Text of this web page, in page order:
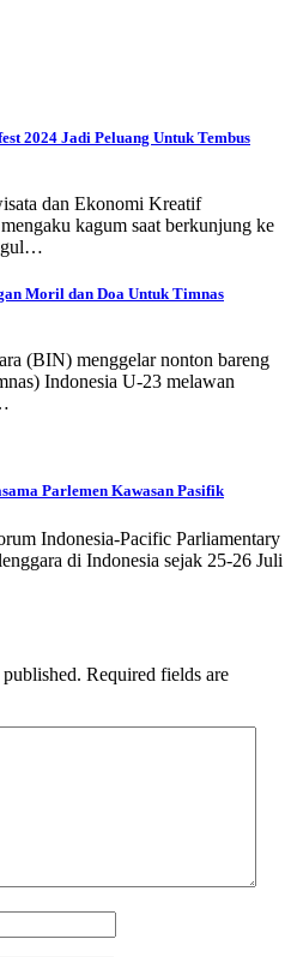
2024 Jadi Peluang Untuk Tembus
dan Ekonomi Kreatif
kagum saat berkunjung ke
Moril dan Doa Untuk Timnas
(BIN) menggelar nonton bareng
Indonesia U-23 melawan
Parlemen Kawasan Pasifik
Indonesia-Pacific Parliamentary
di Indonesia sejak 25-26 Juli
Required fields are